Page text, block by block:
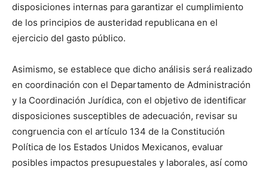
disposiciones internas para garantizar el cumplimiento
de los principios de austeridad republicana en el
ejercicio del gasto público.
Asimismo, se establece que dicho análisis será realizado
en coordinación con el Departamento de Administración
y la Coordinación Jurídica, con el objetivo de identificar
disposiciones susceptibles de adecuación, revisar su
congruencia con el artículo 134 de la Constitución
Política de los Estados Unidos Mexicanos, evaluar
posibles impactos presupuestales y laborales, así como